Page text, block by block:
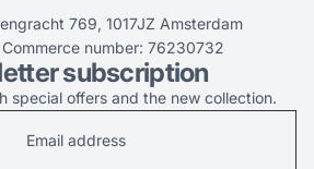
769, 1017JZ Amsterdam
number: 76230732
subscription
special offers and the new collection.